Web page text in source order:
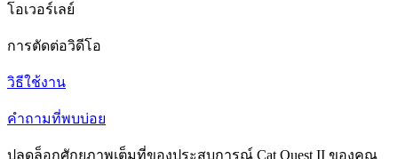
โอเวอร์เลย์
การตัดต่อวิดีโอ
วิธีใช้งาน
คำถามที่พบบ่อย
ปลดล็อกศักยภาพเต็มที่ของประสบการณ์ Cat Quest II ของคุณ